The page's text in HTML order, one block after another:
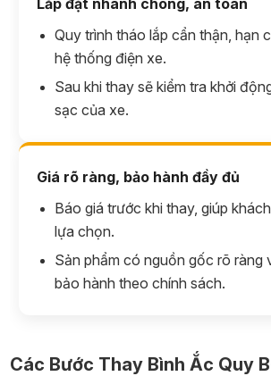
Quy trình tháo lắp cẩn thận, hạn
hệ thống điện xe.
Sau khi thay sẽ kiểm tra khởi
sạc của xe.
Giá rõ ràng, bảo hành đầy đủ
Báo giá trước khi thay, giúp
lựa chọn.
Sản phẩm có nguồn gốc rõ ràng
bảo hành theo chính sách.
Các Bước Thay Bình Ắc Quy